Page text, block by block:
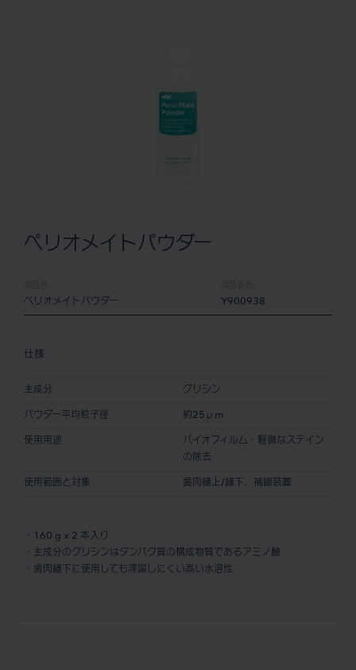
ペリオメイトパウダー
ペリオメイトパウダー Y900938
仕様
主成分 グリシン
パウダー平均粒子径 約25μm
使用用途
バイオフィルム・軽微なステイン
の除去
使用範囲と対象 歯肉縁上/縁下、補綴装置
・160 g x 2 本入り
・主成分のグリシンはタンパク質の構成物質であるアミノ酸
・歯肉縁下に使用しても滞留しにくい高い水溶性